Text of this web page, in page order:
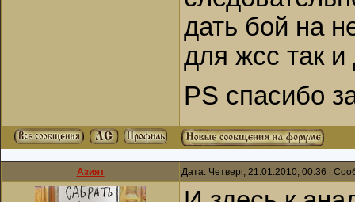
дать бой на
для жсс так и
PS спасибо
Азият Дата: Четверг, 21.01.2010, 00:36 |